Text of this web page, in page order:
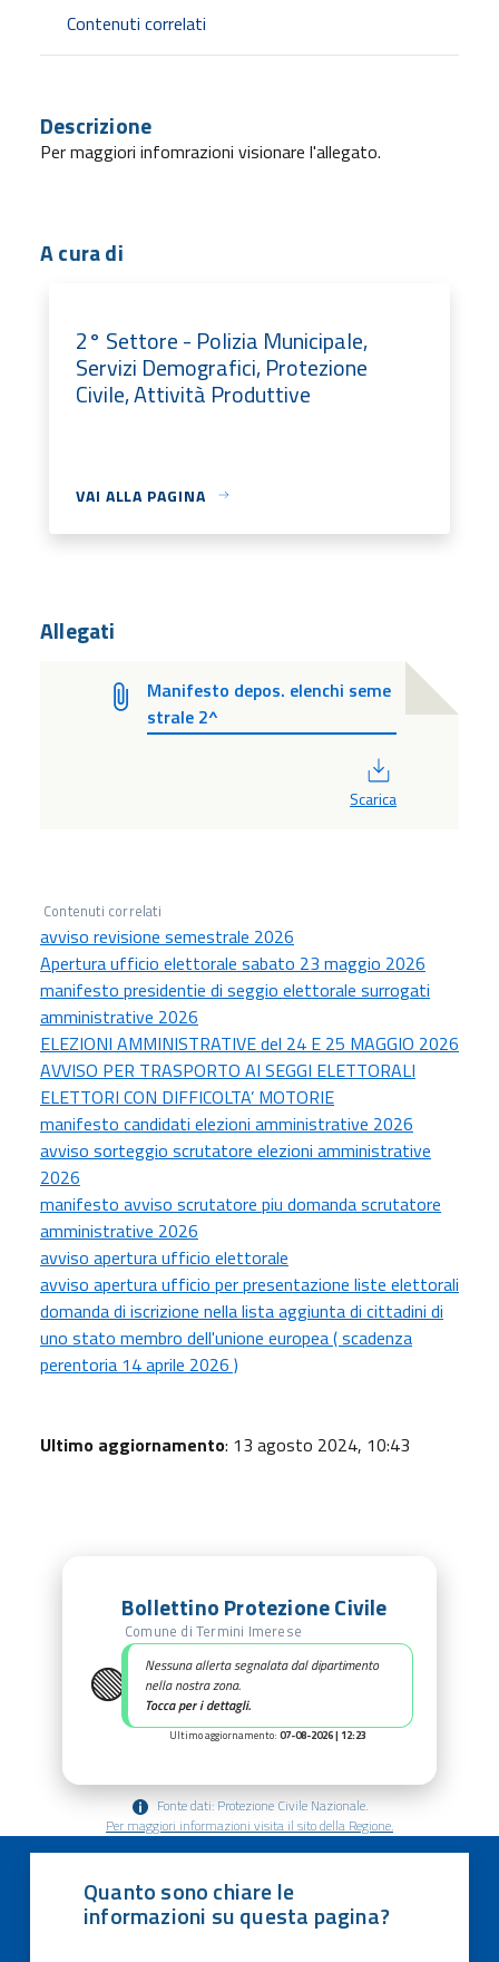
Contenuti correlati
Descrizione
Per maggiori infomrazioni visionare l'allegato.
A cura di
2° Settore - Polizia Municipale,
Servizi Demografici, Protezione
Civile, Attività Produttive
VAI ALLA PAGINA
Allegati
Manifesto depos. elenchi seme
strale 2^
Scarica
Contenuti correlati
avviso revisione semestrale 2026
Apertura ufficio elettorale sabato 23 maggio 2026
manifesto presidentie di seggio elettorale surrogati
amministrative 2026
ELEZIONI AMMINISTRATIVE del 24 E 25 MAGGIO 2026
AVVISO PER TRASPORTO AI SEGGI ELETTORALI
ELETTORI CON DIFFICOLTA’ MOTORIE
manifesto candidati elezioni amministrative 2026
avviso sorteggio scrutatore elezioni amministrative
2026
manifesto avviso scrutatore piu domanda scrutatore
amministrative 2026
avviso apertura ufficio elettorale
avviso apertura ufficio per presentazione liste elettorali
domanda di iscrizione nella lista aggiunta di cittadini di
uno stato membro dell'unione europea ( scadenza
perentoria 14 aprile 2026 )
Ultimo aggiornamento: 13 agosto 2024, 10:43
🟢
Bollettino Protezione Civile
Comune di Termini Imerese
Nessuna allerta segnalata dal dipartimento
nella nostra zona.
Tocca per i dettagli.
Ultimo aggiornamento: 07-08-2026 | 12:23
Fonte dati: Protezione Civile Nazionale.
Per maggiori informazioni visita il sito della Regione.
Quanto sono chiare le
informazioni su questa pagina?